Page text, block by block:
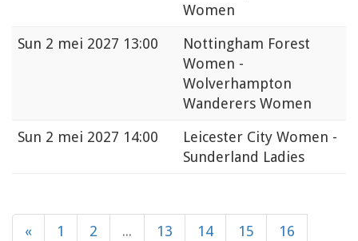
Women
Sun 2 mei 2027 13:00
Nottingham Forest
Women -
Wolverhampton
Wanderers Women
Sun 2 mei 2027 14:00
Leicester City Women -
Sunderland Ladies
« 1 2 ... 13 14 15 16